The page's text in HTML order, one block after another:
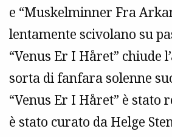
e “Muskelminner Fra
lentamente scivolano su
“Venus Er I Håret” chiude
sorta di fanfara solenne
“Venus Er I Håret” è stato
è stato curato da Helge